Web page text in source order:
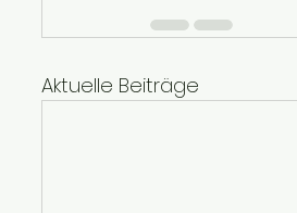
Aktuelle Beiträge